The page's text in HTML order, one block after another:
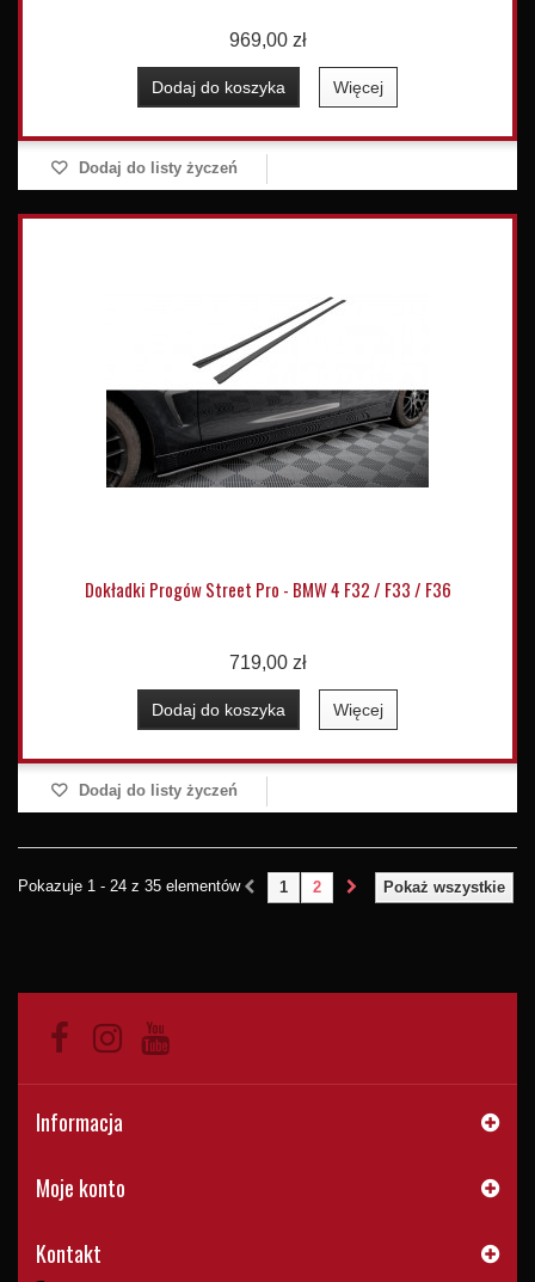
969,00 zł
Dodaj do koszyka Więcej
Dodaj do listy życzeń
Dokładki Progów Street Pro - BMW 4 F32 / F33 / F36
719,00 zł
Dodaj do koszyka Więcej
Dodaj do listy życzeń
Pokaż wszystkie
1 2
Pokazuje 1 - 24 z 35 elementów
Informacja
Moje konto
Kontakt